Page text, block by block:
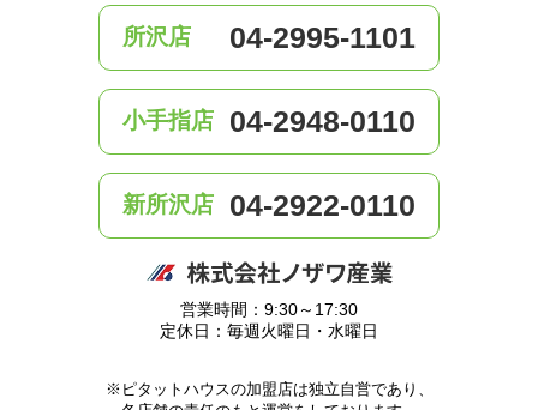
所沢店 04-2995-1101
小手指店 04-2948-0110
新所沢店 04-2922-0110
営業時間：9:30～17:30
定休日：毎週火曜日・水曜日
※ピタットハウスの加盟店は独立自営であり、